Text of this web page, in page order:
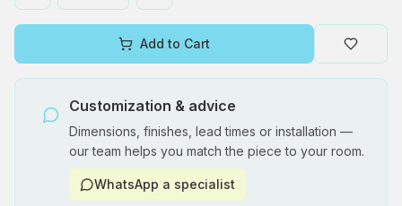
Add to Cart
Customization & advice
Dimensions, finishes, lead times or installation —
our team helps you match the piece to your room.
WhatsApp a specialist